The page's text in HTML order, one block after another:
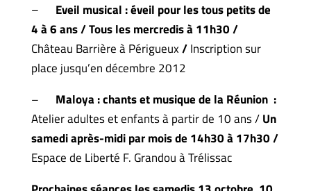
– Eveil musical :éveil pour les tous petits de
4 à 6 ans /Tous les mercredis à 11h30 /
Château Barrière à Périgueux/Inscription sur
place jusqu’en décembre 2012
– Maloya :chants et musique de la Réunion :
Atelier adultes et enfants à partir de 10 ans /Un
samedi après-midi par mois de 14h30 à 17h30 /
Espace de Liberté F. Grandou à Trélissac